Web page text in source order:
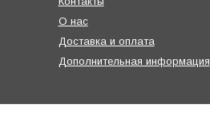
О нас
Доставка и оплата
Дополнительная информация